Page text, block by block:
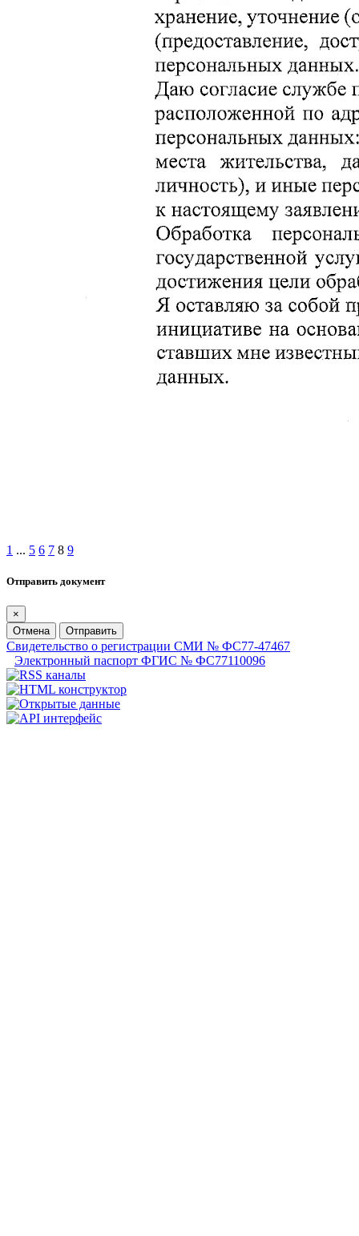
1 ... 5 6 7 8 9
Отправить документ
×
Отмена
Отправить
Свидетельство о регистрации СМИ № ФС77-47467
Электронный паспорт ФГИС № ФС77110096